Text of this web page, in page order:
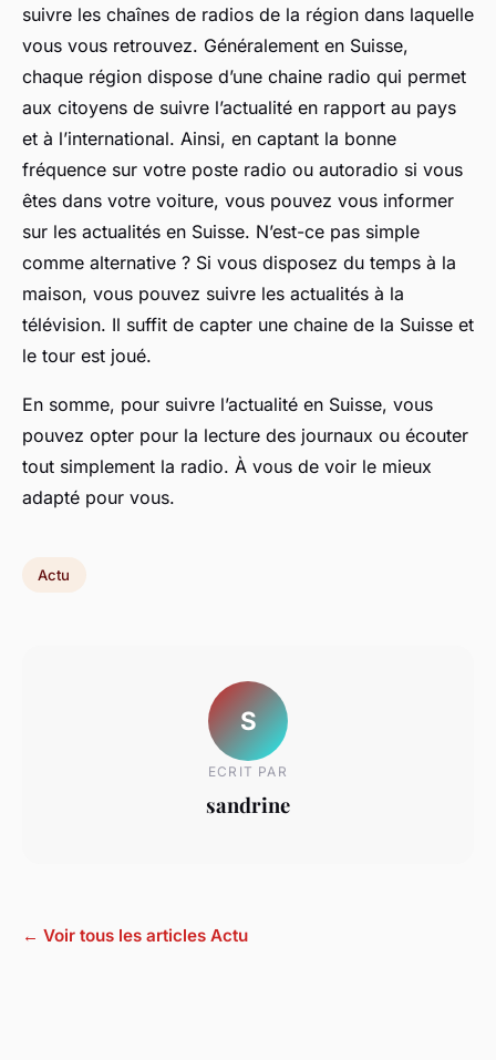
suivre les chaînes de radios de la région dans laquelle
vous vous retrouvez. Généralement en Suisse,
chaque région dispose d’une chaine radio qui permet
aux citoyens de suivre l’actualité en rapport au pays
et à l’international. Ainsi, en captant la bonne
fréquence sur votre poste radio ou autoradio si vous
êtes dans votre voiture, vous pouvez vous informer
sur les actualités en Suisse. N’est-ce pas simple
comme alternative ? Si vous disposez du temps à la
maison, vous pouvez suivre les actualités à la
télévision. Il suffit de capter une chaine de la Suisse et
le tour est joué.
En somme, pour suivre l’actualité en Suisse, vous
pouvez opter pour la lecture des journaux ou écouter
tout simplement la radio. À vous de voir le mieux
adapté pour vous.
Actu
S
ECRIT PAR
sandrine
← Voir tous les articles Actu